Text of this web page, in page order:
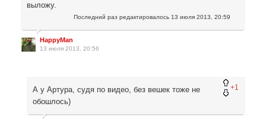
выложу.
Последний раз редактировалось 13 июля 2013, 20:59
HappyMan
13 июля 2013, 20:56
+1
А у Артура, судя по видео, без вешек тоже не
обошлось)